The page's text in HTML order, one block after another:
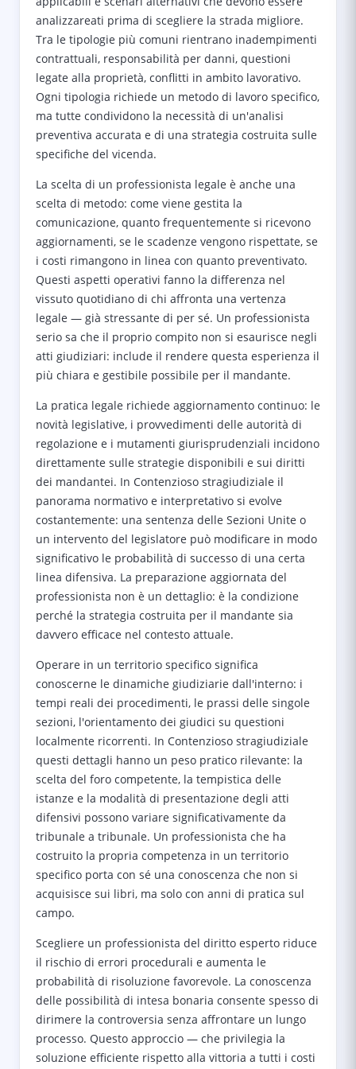
analizzareati prima di scegliere la strada migliore.
Tra le tipologie più comuni rientrano inadempimenti
contrattuali, responsabilità per danni, questioni
legate alla proprietà, conflitti in ambito lavorativo.
Ogni tipologia richiede un metodo di lavoro specifico,
ma tutte condividono la necessità di un'analisi
preventiva accurata e di una strategia costruita sulle
specifiche del vicenda.
La scelta di un professionista legale è anche una
scelta di metodo: come viene gestita la
comunicazione, quanto frequentemente si ricevono
aggiornamenti, se le scadenze vengono rispettate, se
i costi rimangono in linea con quanto preventivato.
Questi aspetti operativi fanno la differenza nel
vissuto quotidiano di chi affronta una vertenza
legale — già stressante di per sé. Un professionista
serio sa che il proprio compito non si esaurisce negli
atti giudiziari: include il rendere questa esperienza il
più chiara e gestibile possibile per il mandante.
La pratica legale richiede aggiornamento continuo: le
novità legislative, i provvedimenti delle autorità di
regolazione e i mutamenti giurisprudenziali incidono
direttamente sulle strategie disponibili e sui diritti
dei mandantei. In Contenzioso stragiudiziale il
panorama normativo e interpretativo si evolve
costantemente: una sentenza delle Sezioni Unite o
un intervento del legislatore può modificare in modo
significativo le probabilità di successo di una certa
linea difensiva. La preparazione aggiornata del
professionista non è un dettaglio: è la condizione
perché la strategia costruita per il mandante sia
davvero efficace nel contesto attuale.
Operare in un territorio specifico significa
conoscerne le dinamiche giudiziarie dall'interno: i
tempi reali dei procedimenti, le prassi delle singole
sezioni, l'orientamento dei giudici su questioni
localmente ricorrenti. In Contenzioso stragiudiziale
questi dettagli hanno un peso pratico rilevante: la
scelta del foro competente, la tempistica delle
istanze e la modalità di presentazione degli atti
difensivi possono variare significativamente da
tribunale a tribunale. Un professionista che ha
costruito la propria competenza in un territorio
specifico porta con sé una conoscenza che non si
acquisisce sui libri, ma solo con anni di pratica sul
campo.
Scegliere un professionista del diritto esperto riduce
il rischio di errori procedurali e aumenta le
probabilità di risoluzione favorevole. La conoscenza
delle possibilità di intesa bonaria consente spesso di
dirimere la controversia senza affrontare un lungo
processo. Questo approccio — che privilegia la
soluzione efficiente rispetto alla vittoria a tutti i costi